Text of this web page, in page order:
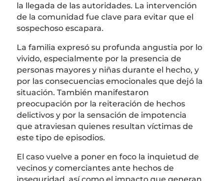
la llegada de las autoridades. La intervención
de la comunidad fue clave para evitar que el
sospechoso escapara.
La familia expresó su profunda angustia por lo
vivido, especialmente por la presencia de
personas mayores y niñas durante el hecho, y
por las consecuencias emocionales que dejó la
situación. También manifestaron
preocupación por la reiteración de hechos
delictivos y por la sensación de impotencia
que atraviesan quienes resultan víctimas de
este tipo de episodios.
El caso vuelve a poner en foco la inquietud de
vecinos y comerciantes ante hechos de